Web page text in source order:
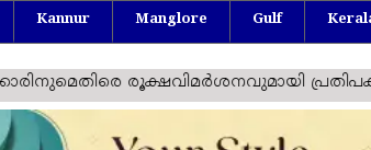
Kannur Manglore Gulf